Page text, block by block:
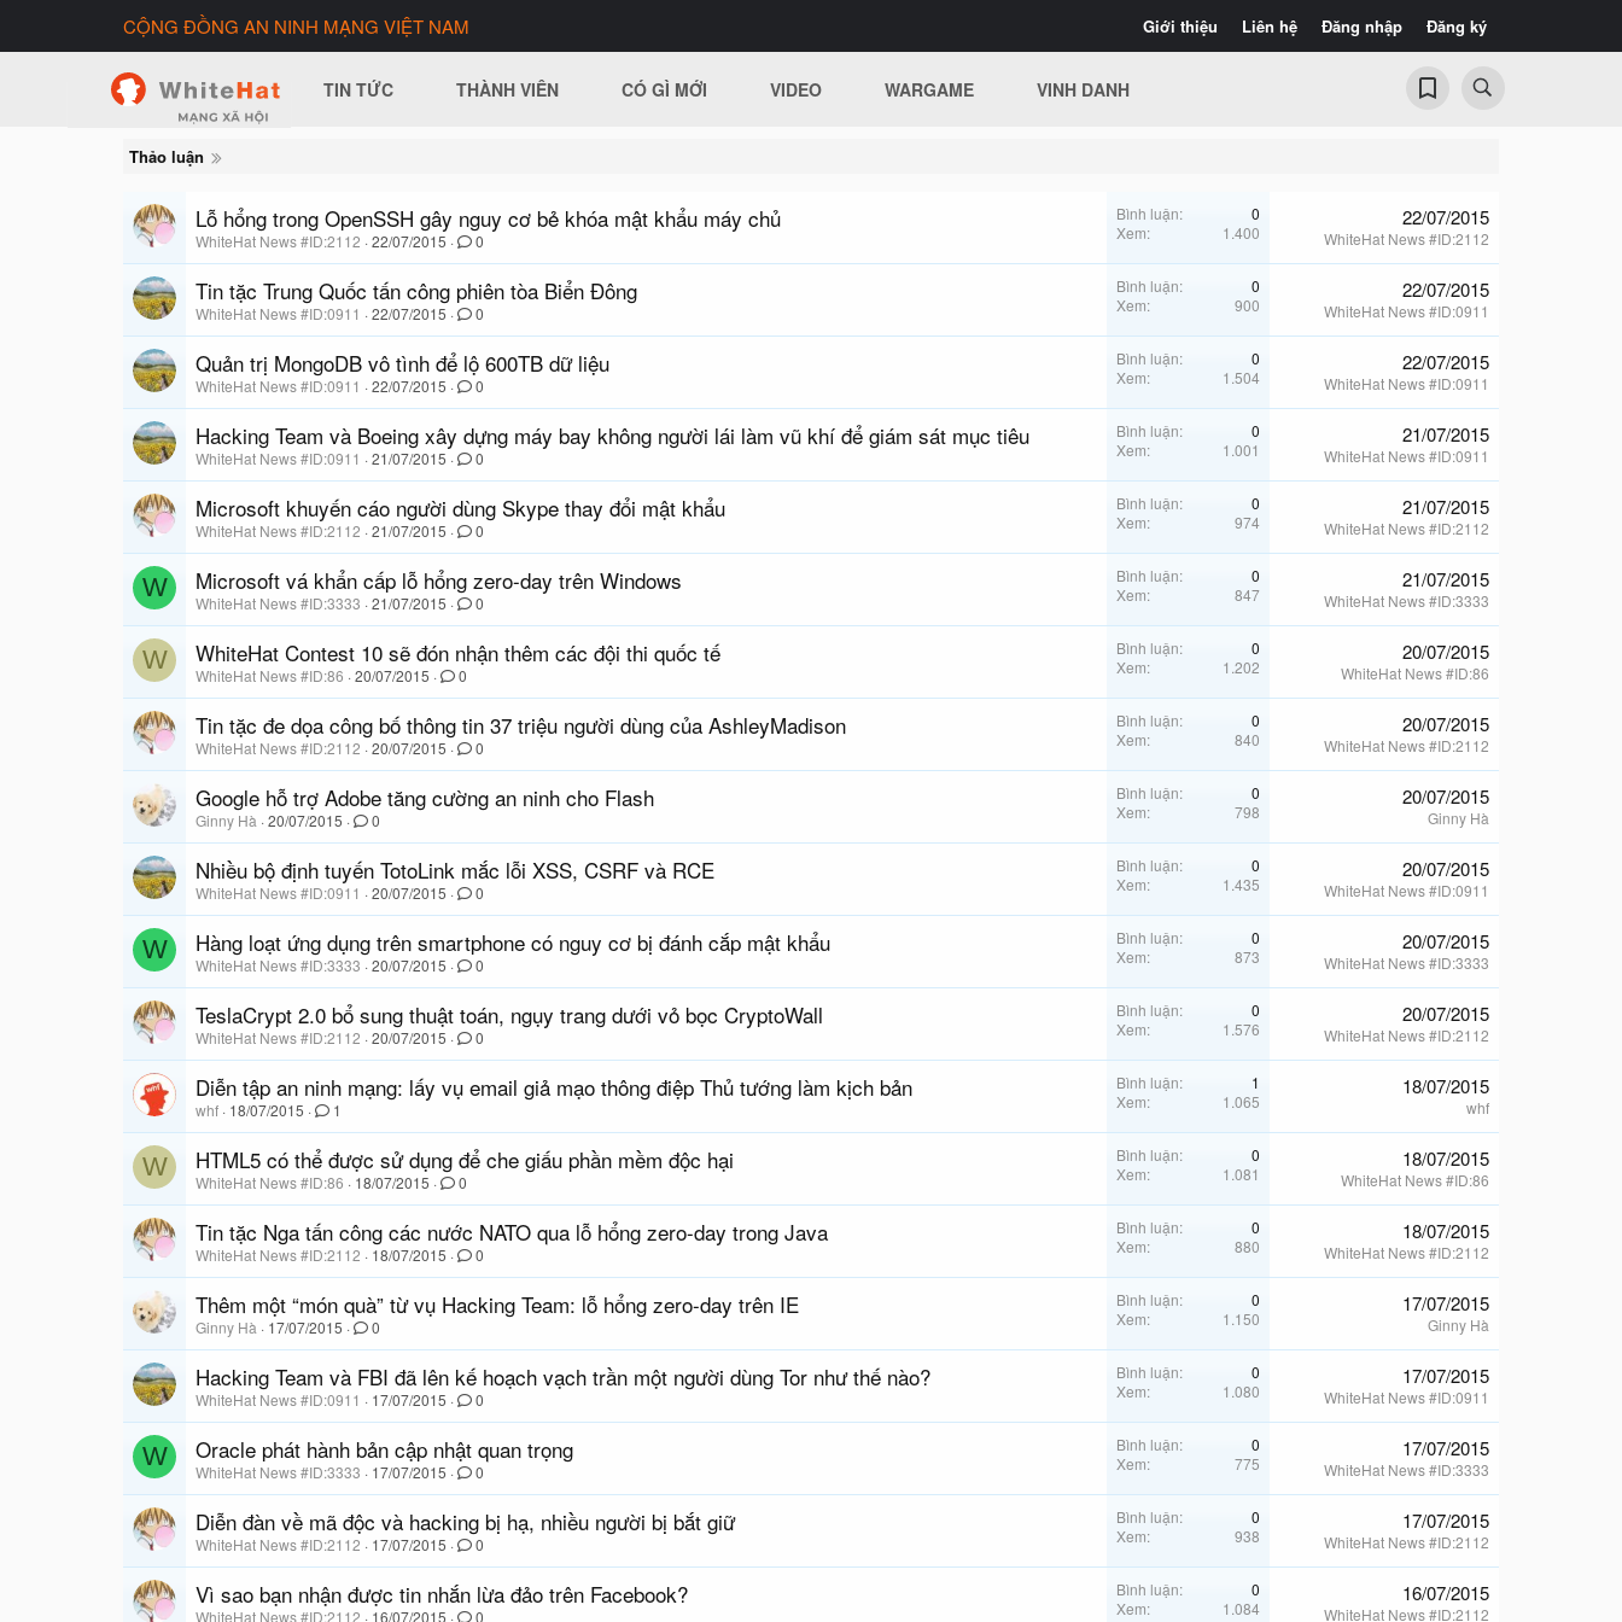
Giới thiệu Liên hệ Đăng nhập Đăng ký
CỘNG ĐỒNG AN NINH MẠNG VIỆT NAM
TIN TỨC THÀNH VIÊN CÓ GÌ MỚI VIDEO WARGAME VINH DANH
Thảo luận
Lỗ hổng trong OpenSSH gây nguy cơ bẻ khóa mật khẩu máy chủ
WhiteHat News #ID:2112 22/07/2015 0
Bình luận
0
Xem
1.400
22/07/2015
WhiteHat News #ID:2112
Tin tặc Trung Quốc tấn công phiên tòa Biển Đông
WhiteHat News #ID:0911 22/07/2015 0
Bình luận
0
Xem
900
22/07/2015
WhiteHat News #ID:0911
Quản trị MongoDB vô tình để lộ 600TB dữ liệu
WhiteHat News #ID:0911 22/07/2015 0
Bình luận
0
Xem
1.504
22/07/2015
WhiteHat News #ID:0911
Hacking Team và Boeing xây dựng máy bay không người lái làm vũ khí để giám sát mục tiêu
WhiteHat News #ID:0911 21/07/2015 0
Bình luận
0
Xem
1.001
21/07/2015
WhiteHat News #ID:0911
Microsoft khuyến cáo người dùng Skype thay đổi mật khẩu
WhiteHat News #ID:2112 21/07/2015 0
Bình luận
0
Xem
974
21/07/2015
WhiteHat News #ID:2112
W Microsoft vá khẩn cấp lỗ hổng zero-day trên Windows
WhiteHat News #ID:3333 21/07/2015 0
Bình luận
0
Xem
847
21/07/2015
WhiteHat News #ID:3333
W WhiteHat Contest 10 sẽ đón nhận thêm các đội thi quốc tế
WhiteHat News #ID:86 20/07/2015 0
Bình luận
0
Xem
1.202
20/07/2015
WhiteHat News #ID:86
Tin tặc đe dọa công bố thông tin 37 triệu người dùng của AshleyMadison
WhiteHat News #ID:2112 20/07/2015 0
Bình luận
0
Xem
840
20/07/2015
WhiteHat News #ID:2112
Google hỗ trợ Adobe tăng cường an ninh cho Flash
Ginny Hà 20/07/2015 0
Bình luận
0
Xem
798
20/07/2015
Ginny Hà
Nhiều bộ định tuyến TotoLink mắc lỗi XSS, CSRF và RCE
WhiteHat News #ID:0911 20/07/2015 0
Bình luận
0
Xem
1.435
20/07/2015
WhiteHat News #ID:0911
W Hàng loạt ứng dụng trên smartphone có nguy cơ bị đánh cắp mật khẩu
WhiteHat News #ID:3333 20/07/2015 0
Bình luận
0
Xem
873
20/07/2015
WhiteHat News #ID:3333
TeslaCrypt 2.0 bổ sung thuật toán, ngụy trang dưới vỏ bọc CryptoWall
WhiteHat News #ID:2112 20/07/2015 0
Bình luận
0
Xem
1.576
20/07/2015
WhiteHat News #ID:2112
Diễn tập an ninh mạng: lấy vụ email giả mạo thông điệp Thủ tướng làm kịch bản
whf 18/07/2015 1
Bình luận
1
Xem
1.065
18/07/2015
whf
W HTML5 có thể được sử dụng để che giấu phần mềm độc hại
WhiteHat News #ID:86 18/07/2015 0
Bình luận
0
Xem
1.081
18/07/2015
WhiteHat News #ID:86
Tin tặc Nga tấn công các nước NATO qua lỗ hổng zero-day trong Java
WhiteHat News #ID:2112 18/07/2015 0
Bình luận
0
Xem
880
18/07/2015
WhiteHat News #ID:2112
Thêm một “món quà” từ vụ Hacking Team: lỗ hổng zero-day trên IE
Ginny Hà 17/07/2015 0
Bình luận
0
Xem
1.150
17/07/2015
Ginny Hà
Hacking Team và FBI đã lên kế hoạch vạch trần một người dùng Tor như thế nào?
WhiteHat News #ID:0911 17/07/2015 0
Bình luận
0
Xem
1.080
17/07/2015
WhiteHat News #ID:0911
W Oracle phát hành bản cập nhật quan trọng
WhiteHat News #ID:3333 17/07/2015 0
Bình luận
0
Xem
775
17/07/2015
WhiteHat News #ID:3333
Diễn đàn về mã độc và hacking bị hạ, nhiều người bị bắt giữ
WhiteHat News #ID:2112 17/07/2015 0
Bình luận
0
Xem
938
17/07/2015
WhiteHat News #ID:2112
Vì sao bạn nhận được tin nhắn lừa đảo trên Facebook?
WhiteHat News #ID:2112 16/07/2015 0
Bình luận
0
Xem
1.084
16/07/2015
WhiteHat News #ID:2112